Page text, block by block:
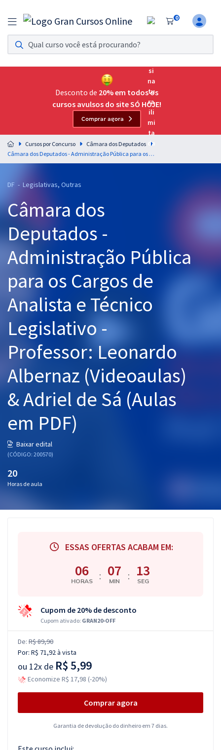
0
Assinatura Ilimitada 11
Acesso a todos os cursos. Teste grátis por 7 dias!
Assinatura OAB Até Passar
Acesso ilimitado a toda preparação para o Exame da
Residências Multiprofissionais
Preparação completa e intensiva para as principais
residências em saúde do Brasil
Cursos 20% OFF
Pós
Graduação
OAB
Mentorias
Questões grátis
Conteúdo gratuito
Aprovados
Desconto de 20% em todos os
cursos avulsos do site SÓ HOJE!
Comprar agora
Cursos por Concurso
Câmara dos Deputados
Câmara dos Deputados - Administração Pública para os Cargos de Analista e Técnico Legislativo - Professor: Leonardo Albernaz (Videoaulas) & Adriel de Sá (Aulas em PDF)
DF - Legislativas, Outras
Câmara dos
Deputados -
Administração Pública
para os Cargos de
Analista e Técnico
Legislativo -
Professor: Leonardo
Albernaz (Videoaulas)
& Adriel de Sá (Aulas
em PDF)
Baixar edital
(CÓDIGO: 200570)
20
Horas de aula
ESSAS OFERTAS ACABAM EM:
06
HORAS : 07
MIN : 12
SEG
Cupom de 20% de desconto
Cupom ativado: GRAN20-OFF
De: R$ 89,90
Por: R$ 71,92à vista
ou 12x de R$ 5,99
Economize R$ 17,98 (-20%)
Comprar agora
Garantia de devolução do dinheiro em 7 dias.